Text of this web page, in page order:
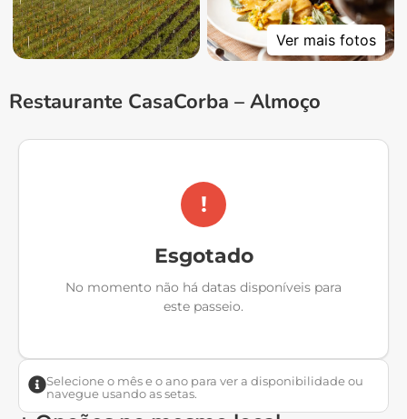
Ver mais fotos
Restaurante CasaCorba – Almoço
!
Esgotado
No momento não há datas disponíveis para
este passeio.
Selecione o mês e o ano para ver a disponibilidade ou
navegue usando as setas.